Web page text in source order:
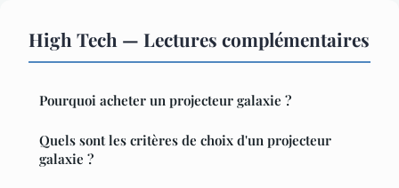
High Tech — Lectures complémentaires
Pourquoi acheter un projecteur galaxie ?
Quels sont les critères de choix d'un projecteur
galaxie ?